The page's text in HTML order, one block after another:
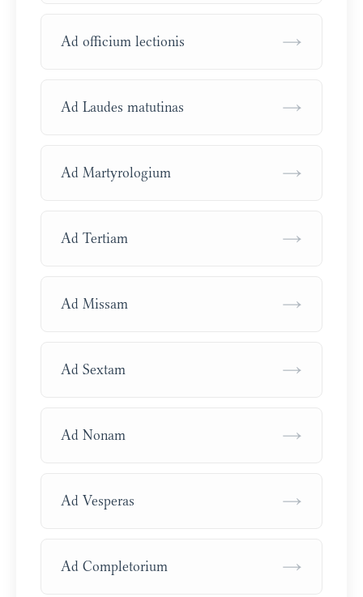
Ad officium lectionis →
Ad Laudes matutinas →
Ad Martyrologium →
Ad Tertiam →
Ad Missam →
Ad Sextam →
Ad Nonam →
Ad Vesperas →
Ad Completorium →